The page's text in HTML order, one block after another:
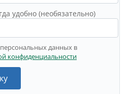
удобно (необязательно)
данных в
конфиденциальности